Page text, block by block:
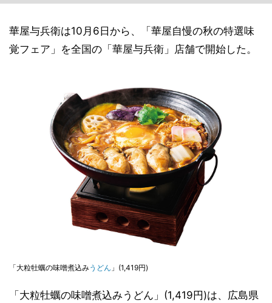
華屋与兵衛は10月6日から、「華屋自慢の秋の特選味
覚フェア」を全国の「華屋与兵衛」店舗で開始した。
「大粒牡蠣の味噌煮込みうどん 」(1,419円)
「大粒牡蠣の味噌煮込みうどん」(1,419円)は、広島県